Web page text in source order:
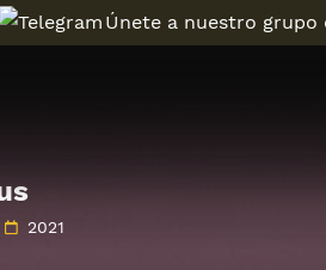
Únete a nuestro grupo
2021